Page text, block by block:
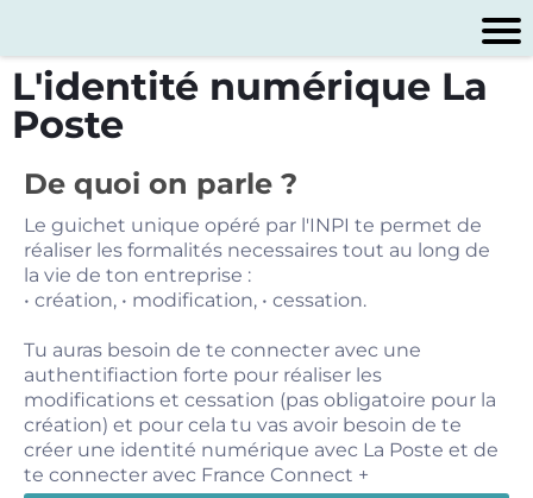
L'identité numérique La
Poste
De quoi on parle ?
Le guichet unique opéré par l'INPI te permet de
réaliser les formalités necessaires tout au long de
la vie de ton entreprise :
• création, • modification, • cessation.
Tu auras besoin de te connecter avec une
authentifiaction forte pour réaliser les
modifications et cessation (pas obligatoire pour la
création) et pour cela tu vas avoir besoin de te
créer une identité numérique avec La Poste et de
te connecter avec France Connect +